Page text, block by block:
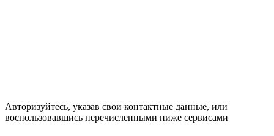
Авторизуйтесь, указав свои контактные данные, или
воспользовавшись перечисленными ниже сервисами